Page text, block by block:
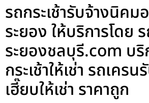
รถกระเช้ารับจ้างนิคม
ระยอง ให้บริการโดย ร
ระยองชลบุรี.com บริ
กระเช้าให้เช่า รถเคร
เฮี๊ยบให้เช่า ราคาถูก